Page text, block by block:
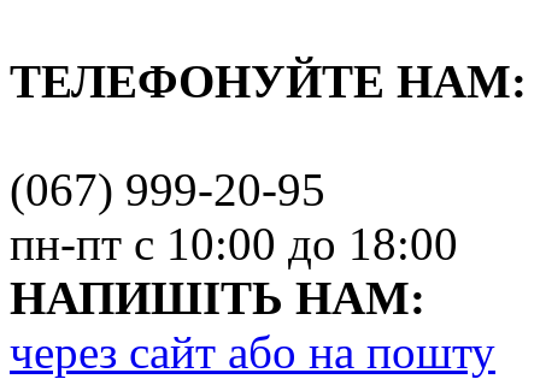
ТЕЛЕФОНУЙТЕ НАМ:
(067) 999-20-95
пн-пт с 10:00 до 18:00
НАПИШІТЬ НАМ:
через сайт або на пошту